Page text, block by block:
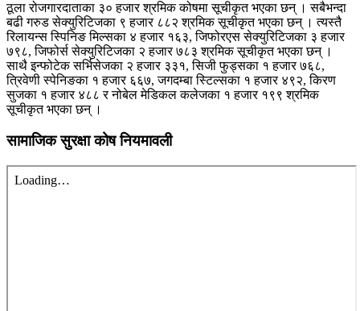
ठूला रोजगारदाताका ३० हजार श्रमिक कोषमा सूचीकृत भएका छन् । सबैभन्दा
बढी गरुड सेक्युरिटिजका ९ हजार ८८२ श्रमिक सूचीकृत भएका छन् । त्यस्तै
रिलायन्स स्पिनिङ मिल्सका ४ हजार १६३, जिफोरएस सेक्युरिटिजका ३ हजार
७९८, जिफोर्स सेक्युरिटिजका २ हजार ७८३ श्रमिक सूचीकृत भएका छन् ।
साथै इन्फोटेक सर्भिसेजका २ हजार ३३१, सिजी फुड्सका १ हजार ७६८,
त्रिवेणी स्पेनिङका १ हजार ६६७, जगदम्बा स्टिल्सका १ हजार ४९२, किरण
सुजका १ हजार ४८८ र नोबेल मेडिकल कलेजका १ हजार १९९ श्रमिक
सूचीकृत भएका छन् ।
सामाजिक सुरक्षा कोष नियमावली